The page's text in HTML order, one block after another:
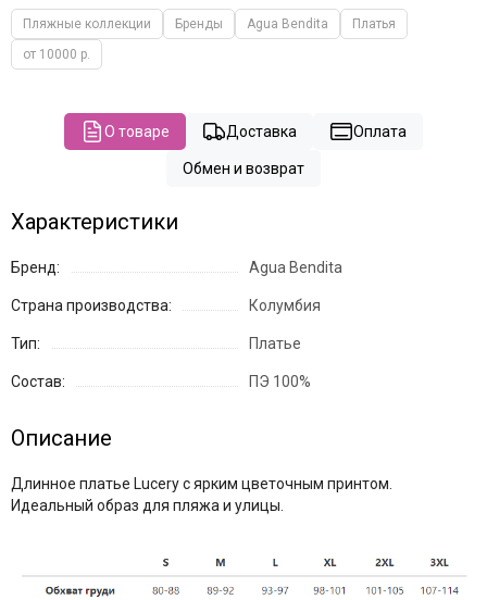
Пляжные коллекции Бренды Agua Bendita
Платья
от 10000 р.
О товаре Доставка Оплата
Обмен и возврат
Характеристики
Бренд: Agua Bendita
Страна производства: Колумбия
Тип: Платье
Состав: ПЭ 100%
Описание
Длинное платье Lucery с ярким цветочным принтом.
Идеальный образ для пляжа и улицы.